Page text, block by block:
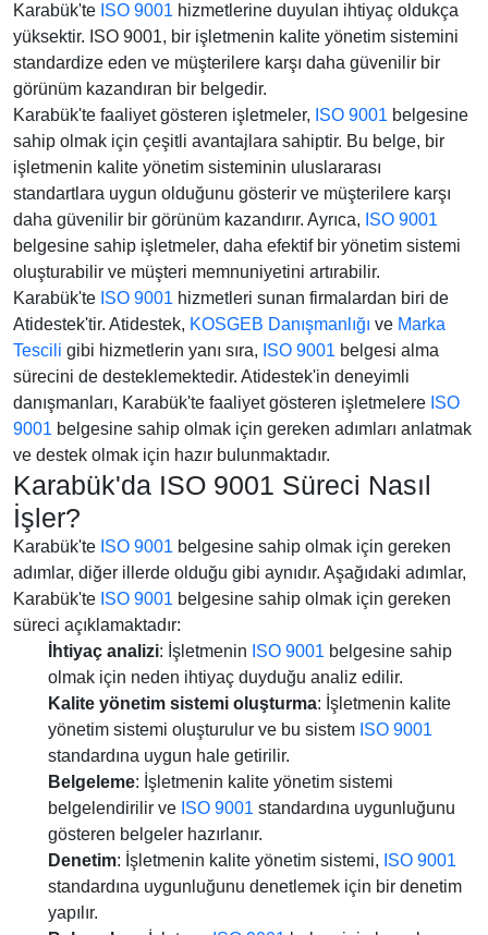
Karabük'te ISO 9001 hizmetlerine duyulan ihtiyaç oldukça
yüksektir. ISO 9001, bir işletmenin kalite yönetim sistemini
standardize eden ve müşterilere karşı daha güvenilir bir
görünüm kazandıran bir belgedir.
Karabük'te faaliyet gösteren işletmeler, ISO 9001 belgesine
sahip olmak için çeşitli avantajlara sahiptir. Bu belge, bir
işletmenin kalite yönetim sisteminin uluslararası
standartlara uygun olduğunu gösterir ve müşterilere karşı
daha güvenilir bir görünüm kazandırır. Ayrıca, ISO 9001
belgesine sahip işletmeler, daha efektif bir yönetim sistemi
oluşturabilir ve müşteri memnuniyetini artırabilir.
Karabük'te ISO 9001 hizmetleri sunan firmalardan biri de
Atidestek'tir. Atidestek, KOSGEB Danışmanlığı ve Marka
Tescili gibi hizmetlerin yanı sıra, ISO 9001 belgesi alma
sürecini de desteklemektedir. Atidestek'in deneyimli
danışmanları, Karabük'te faaliyet gösteren işletmelere ISO
9001 belgesine sahip olmak için gereken adımları anlatmak
ve destek olmak için hazır bulunmaktadır.
Karabük'da ISO 9001 Süreci Nasıl
İşler?
Karabük'te ISO 9001 belgesine sahip olmak için gereken
adımlar, diğer illerde olduğu gibi aynıdır. Aşağıdaki adımlar,
Karabük'te ISO 9001 belgesine sahip olmak için gereken
süreci açıklamaktadır:
İhtiyaç analizi: İşletmenin ISO 9001 belgesine sahip
olmak için neden ihtiyaç duyduğu analiz edilir.
Kalite yönetim sistemi oluşturma: İşletmenin kalite
yönetim sistemi oluşturulur ve bu sistem ISO 9001
standardına uygun hale getirilir.
Belgeleme: İşletmenin kalite yönetim sistemi
belgelendirilir ve ISO 9001 standardına uygunluğunu
gösteren belgeler hazırlanır.
Denetim: İşletmenin kalite yönetim sistemi, ISO 9001
standardına uygunluğunu denetlemek için bir denetim
yapılır.